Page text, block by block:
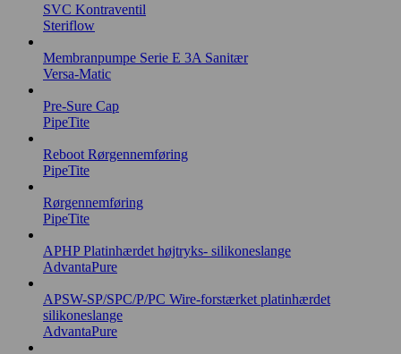
SVC Kontraventil
Steriflow
Membranpumpe Serie E 3A Sanitær
Versa-Matic
Pre-Sure Cap
PipeTite
Reboot Rørgennemføring
PipeTite
Rørgennemføring
PipeTite
APHP Platinhærdet højtryks- silikoneslange
AdvantaPure
APSW-SP/SPC/P/PC Wire-forstærket platinhærdet
silikoneslange
AdvantaPure